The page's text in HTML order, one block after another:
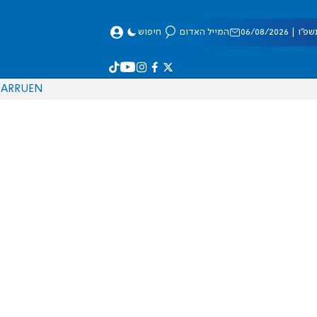
08/2026 המייל האדום חיפוש
EN
RU
AR